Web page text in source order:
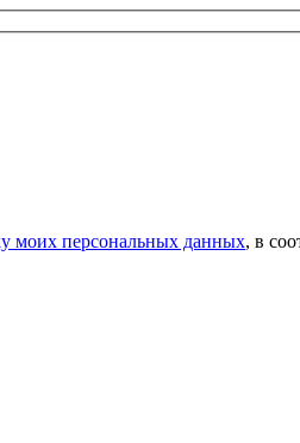
моих персональных данных, в